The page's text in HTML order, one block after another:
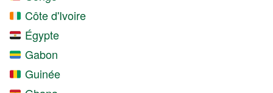
Côte d'Ivoire
Égypte
Gabon
Guinée